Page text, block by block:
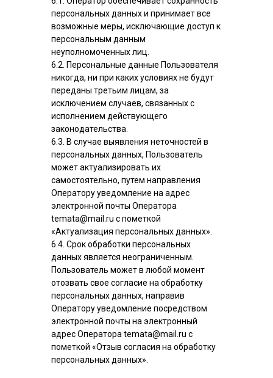
персональных данных и принимает все
возможные меры, исключающие доступ к
персональным данным
неуполномоченных лиц.
6.2. Персональные данные Пользователя
никогда, ни при каких условиях не будут
переданы третьим лицам, за
исключением случаев, связанных с
исполнением действующего
законодательства.
6.3. В случае выявления неточностей в
персональных данных, Пользователь
может актуализировать их
самостоятельно, путем направления
Оператору уведомление на адрес
электронной почты Оператора
temata@mail.ru с пометкой
«Актуализация персональных данных».
6.4. Срок обработки персональных
данных является неограниченным.
Пользователь может в любой момент
отозвать свое согласие на обработку
персональных данных, направив
Оператору уведомление посредством
электронной почты на электронный
адрес Оператора temata@mail.ru с
пометкой «Отзыв согласия на обработку
персональных данных».